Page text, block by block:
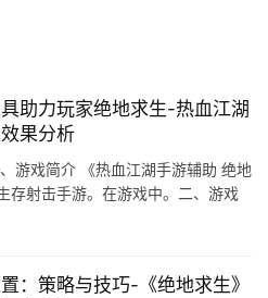
助力玩家绝地求生-热血江湖
果分析
游戏简介 《热血江湖手游辅助 绝地
存射击手游。在游戏中。二、游戏
：策略与技巧-《绝地求生》